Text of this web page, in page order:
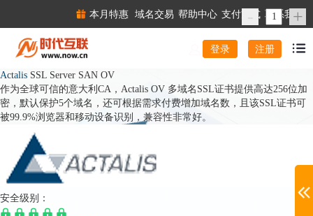
本月特惠 域名交易 帮助中心 支付方式 联系我们
登录 注册
Actalis SSL Server SAN OV
作为全球可信的意大利CA，Actalis OV 多域名SSL证书提供高达256位加
密，默认保护5个域名，还可根据需求付费增加域名数，且该SSL证书可
被99.9%浏览器和移动设备识别，兼容性非常好。
安全级别：
+